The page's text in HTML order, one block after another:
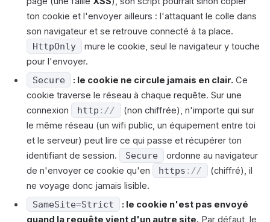
ton cookie et l'envoyer ailleurs : l'attaquant le colle dans
son navigateur et se retrouve connecté à ta place.
HttpOnly
mure le cookie, seul le navigateur y touche
pour l'envoyer.
Secure : le cookie ne circule jamais en clair. Ce
cookie traverse le réseau à chaque requête. Sur une
connexion
http : //
(non chiffrée), n'importe qui sur
le même réseau (un wifi public, un équipement entre toi
et le serveur) peut lire ce qui passe et récupérer ton
identifiant de session.
Secure
ordonne au navigateur
de n'envoyer ce cookie qu'en
https : //
(chiffré), il
ne voyage donc jamais lisible.
SameSite=Strict
: le cookie n'est pas envoyé
quand la requête vient d'un autre site. Par défaut, le